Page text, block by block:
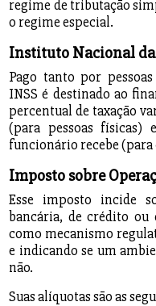
regime de tributação
o regime especial.
Instituto Nacional
Pago tanto por
INSS é destinado ao
percentual de taxação
(para pessoas
funcionário recebe (para
Imposto sobre
Esse imposto incide
bancária, de crédito ou
como mecanismo
e indicando se um
não.
Suas alíquotas são as